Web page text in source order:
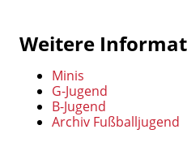
Weitere
Minis
G-Jugend
B-Jugend
Archiv Fußballjugend